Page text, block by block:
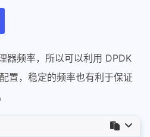
器频率，所以可以利用 DPDK
置，稳定的频率也有利于保证